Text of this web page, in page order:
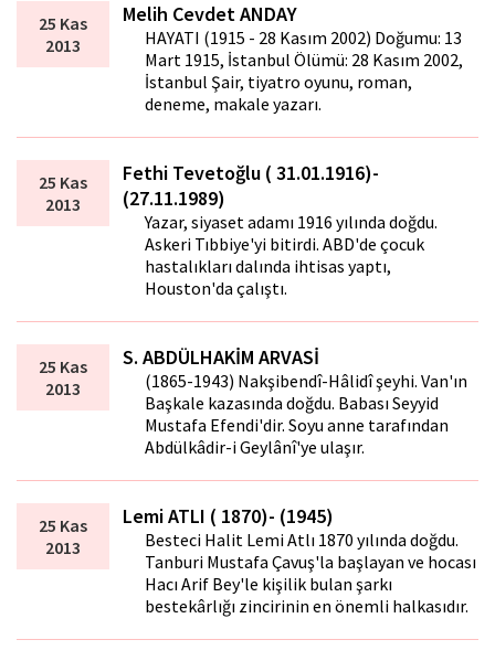
25 Kas
2013
Melih Cevdet ANDAY
HAYATI (1915 - 28 Kasım 2002) Doğumu: 13
Mart 1915, İstanbul Ölümü: 28 Kasım 2002,
İstanbul Şair, tiyatro oyunu, roman,
deneme, makale yazarı.
25 Kas
2013
Fethi Tevetoğlu ( 31.01.1916)-
(27.11.1989)
Yazar, siyaset adamı 1916 yılında doğdu.
Askeri Tıbbiye'yi bitirdi. ABD'de çocuk
hastalıkları dalında ihtisas yaptı,
Houston'da çalıştı.
25 Kas
2013
S. ABDÜLHAKİM ARVASİ
(1865-1943) Nakşibendî-Hâlidî şeyhi. Van'ın
Başkale kazasında doğdu. Ba­bası Seyyid
Mustafa Efendi'dir. Soyu anne tarafından
Abdülkâdir-i Geylânî'ye ulaşır.
25 Kas
2013
Lemi ATLI ( 1870)- (1945)
Besteci Halit Lemi Atlı 1870 yılında doğdu.
Tanburi Mustafa Çavuş'la başlayan ve hocası
Hacı Arif Bey'le kişilik bulan şarkı
bestekârlığı zincirinin en önemli halkasıdır.